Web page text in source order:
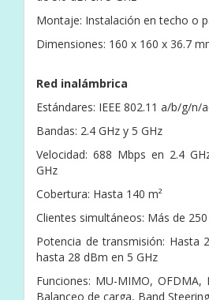
Montaje: Instalación en techo o
Dimensiones: 160 x 160 x 36.7
Red inalámbrica
Estándares: IEEE 802.11 a/b/g/n/
Bandas: 2.4 GHz y 5 GHz
Velocidad: 688 Mbps en 2.4
GHz
Cobertura: Hasta 140 m²
Clientes simultáneos: Más de
Potencia de transmisión: Hasta
hasta 28 dBm en 5 GHz
Funciones: MU-MIMO,
Balanceo de carga, Band